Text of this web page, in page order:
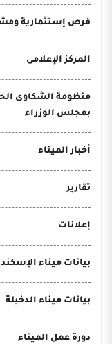
فرص إستثمارية
المركز الإعلامى
منظومة الشكاوى
بمجلس الوزراء
أخبار الميناء
تقارير
إعلانات
بيانات ميناء
بيانات ميناء الدخيلة
دورة عمل الميناء